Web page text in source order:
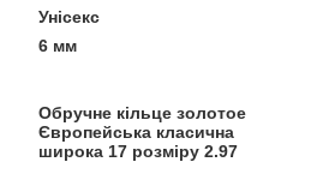
Унісекс
6 мм
Обручне кільце золотое
Європейська класична
широка 17 розміру 2.97